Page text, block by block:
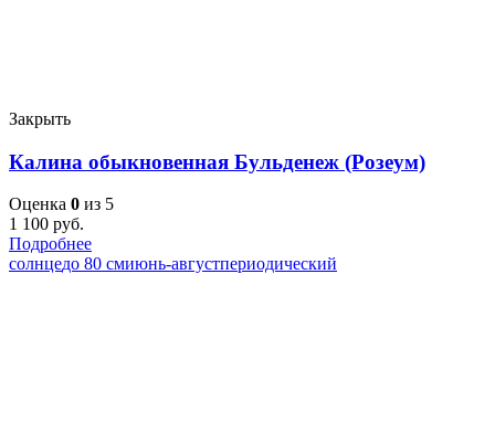
Закрыть
Калина обыкновенная Бульденеж (Розеум)
Оценка 0 из 5
1 100 руб.
Подробнее
солнцедо 80 смиюнь-августпериодический